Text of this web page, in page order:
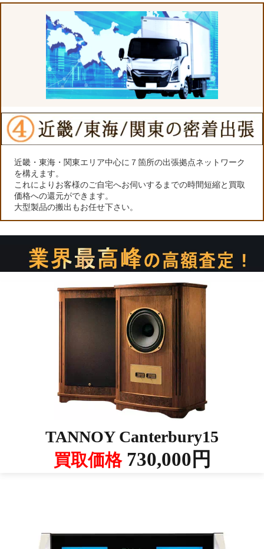
近畿・東海・関東エリア中心に７箇所の出張拠点ネットワーク
を構えます。
これによりお客様のご自宅へお伺いするまでの時間短縮と買取
価格への還元ができます。
大型製品の搬出もお任せ下さい。
TANNOY Canterbury15
買取価格730,000円